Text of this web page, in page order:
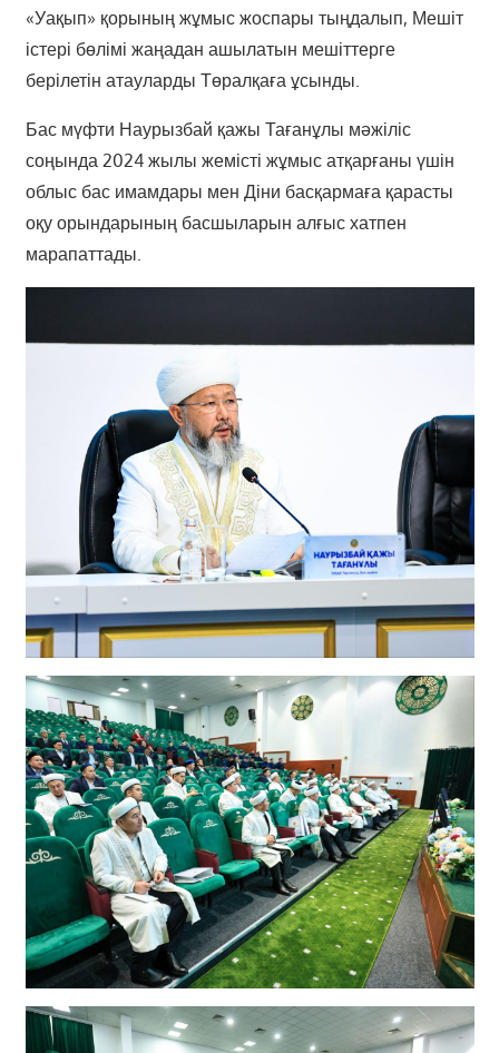
«Уақып» қорының жұмыс жоспары тыңдалып, Мешіт
істері бөлімі жаңадан ашылатын мешіттерге
берілетін атауларды Төралқаға ұсынды.
Бас мүфти Наурызбай қажы Тағанұлы мәжіліс
соңында 2024 жылы жемісті жұмыс атқарғаны үшін
облыс бас имамдары мен Діни басқармаға қарасты
оқу орындарының басшыларын алғыс хатпен
марапаттады.